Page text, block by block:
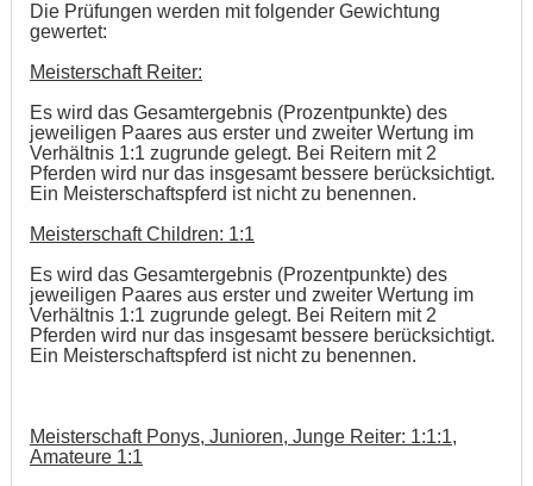
Die Prüfungen werden mit folgender Gewichtung
gewertet:
Meisterschaft Reiter:
Es wird das Gesamtergebnis (Prozentpunkte) des
jeweiligen Paares aus erster und zweiter Wertung im
Verhältnis 1:1 zugrunde gelegt. Bei Reitern mit 2
Pferden wird nur das insgesamt bessere berücksichtigt.
Ein Meisterschaftspferd ist nicht zu benennen.
Meisterschaft Children: 1:1
Es wird das Gesamtergebnis (Prozentpunkte) des
jeweiligen Paares aus erster und zweiter Wertung im
Verhältnis 1:1 zugrunde gelegt. Bei Reitern mit 2
Pferden wird nur das insgesamt bessere berücksichtigt.
Ein Meisterschaftspferd ist nicht zu benennen.
Meisterschaft Ponys, Junioren, Junge Reiter: 1:1:1,
Amateure 1:1